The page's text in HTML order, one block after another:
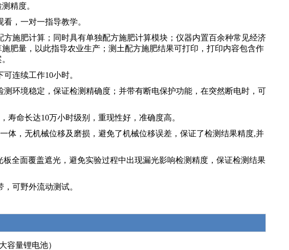
精度。
，一对一指导教学。
施肥计算；同时具有单独配方施肥计算模块；仪器内置百余种常见经济
肥量，以此指导农业生产；测土配方施肥结果可打印，打印内容包含作
连续工作10小时。
环境稳定，保证检测精确度；并带有断电保护功能，在突然断电时，可
寿命长达10万小时级别，重现性好，准确度高。
体，无机械位移及磨损，避免了机械位移误差，保证了检测结果精度,并
全面覆盖遮光，避免实验过程中出现漏光影响检测精度，保证检测结果
可野外流动测试。
容量锂电池）